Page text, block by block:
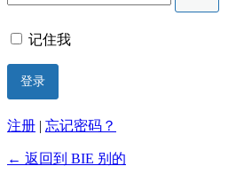
记住我
注册 | 忘记密码？
← 返回到 BIE 别的